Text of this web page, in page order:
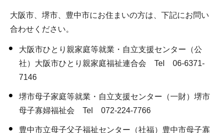
大阪市、堺市、豊中市にお住まいの方は、下記にお問い
合わせください。
大阪市ひとり親家庭等就業・自立支援センター（公
社）大阪市ひとり親家庭福祉連合会 Tel 06-6371-
7146
堺市母子家庭等就業・自立支援センター（一財）堺市
母子寡婦福祉会 Tel 072-224-7766
豊中市立母子父子福祉センター（社福）豊中市母子寡